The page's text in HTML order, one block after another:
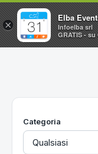
Home
Utilità
Categoria
×
Elba
Infoelba srl
GRATIS -